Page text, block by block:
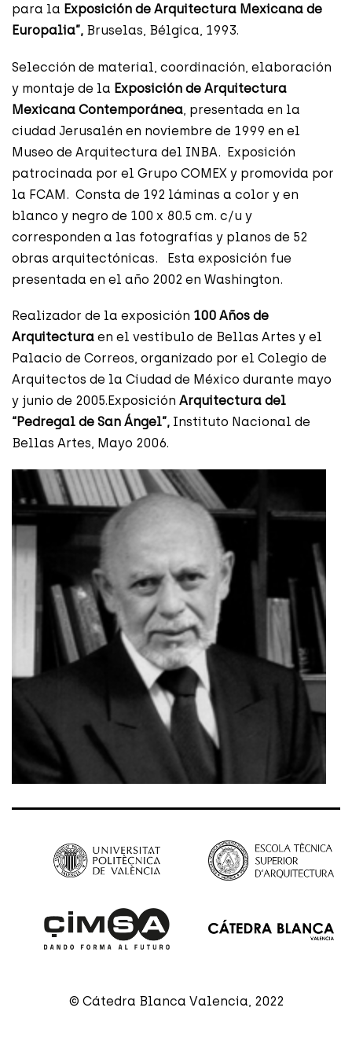
para la Exposición de Arquitectura Mexicana de
Europalia”, Bruselas, Bélgica, 1993.
Selección de material, coordinación, elaboración
y montaje de la Exposición de Arquitectura
Mexicana Contemporánea , presentada en la
ciudad Jerusalén en noviembre de 1999 en el
Museo de Arquitectura del INBA. Exposición
patrocinada por el Grupo COMEX y promovida por
la FCAM. Consta de 192 láminas a color y en
blanco y negro de 100 x 80.5 cm. c/u y
corresponden a las fotografías y planos de 52
obras arquitectónicas. Esta exposición fue
presentada en el año 2002 en Washington.
Realizador de la exposición 100 Años de
Arquitectura en el vestíbulo de Bellas Artes y el
Palacio de Correos, organizado por el Colegio de
Arquitectos de la Ciudad de México durante mayo
y junio de 2005.Exposición Arquitectura del
“Pedregal de San Ángel”, Instituto Nacional de
Bellas Artes, Mayo 2006.
© Cátedra Blanca Valencia, 2022